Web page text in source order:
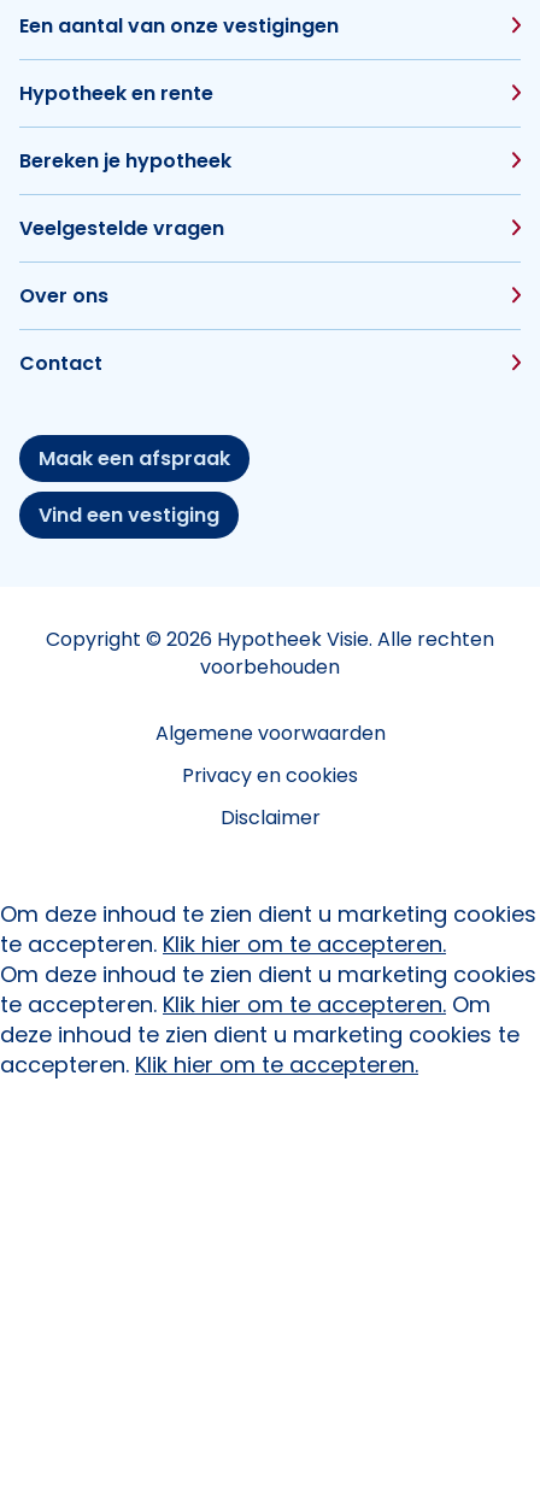
Een aantal van onze vestigingen
Hypotheek en rente
Bereken je hypotheek
Veelgestelde vragen
Over ons
Contact
Maak een afspraak
Vind een vestiging
Copyright © 2026 Hypotheek Visie. Alle rechten
voorbehouden
Algemene voorwaarden
Privacy en cookies
Disclaimer
Om deze inhoud te zien dient u marketing cookies
te accepteren. Klik hier om te accepteren.
Om deze inhoud te zien dient u marketing cookies
te accepteren. Klik hier om te accepteren. Om
deze inhoud te zien dient u marketing cookies te
accepteren. Klik hier om te accepteren.